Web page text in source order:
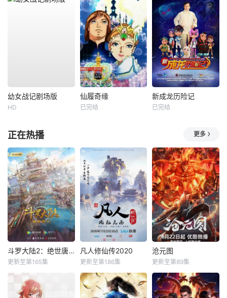
幼女战记剧场版
HD
仙履奇缘
已完结
新成龙历险记
已完结
正在热播 更多
斗罗大陆2：绝世唐门
更新至第165集
凡人修仙传2020
更新至第186集
沧元图
更新至第89集